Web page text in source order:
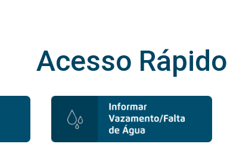
Acesso Rápido